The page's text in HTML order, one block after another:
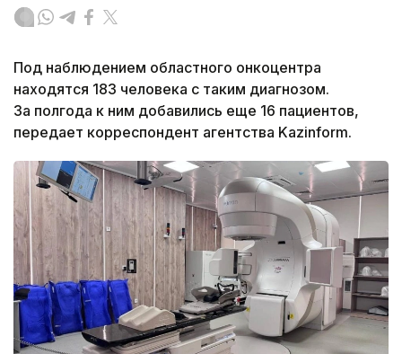
Под наблюдением областного онкоцентра
находятся 183 человека с таким диагнозом.
За полгода к ним добавились еще 16 пациентов,
передает корреспондент агентства Kazinform.